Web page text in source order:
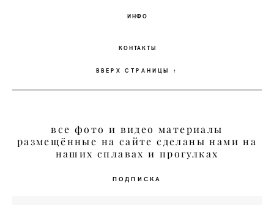
ИНФО
КОНТАКТЫ
ВВЕРХ СТРАНИЦЫ ↑
все фото и видео материалы
размещённые на сайте сделаны нами на
наших сплавах и прогулках
ПОДПИСКА